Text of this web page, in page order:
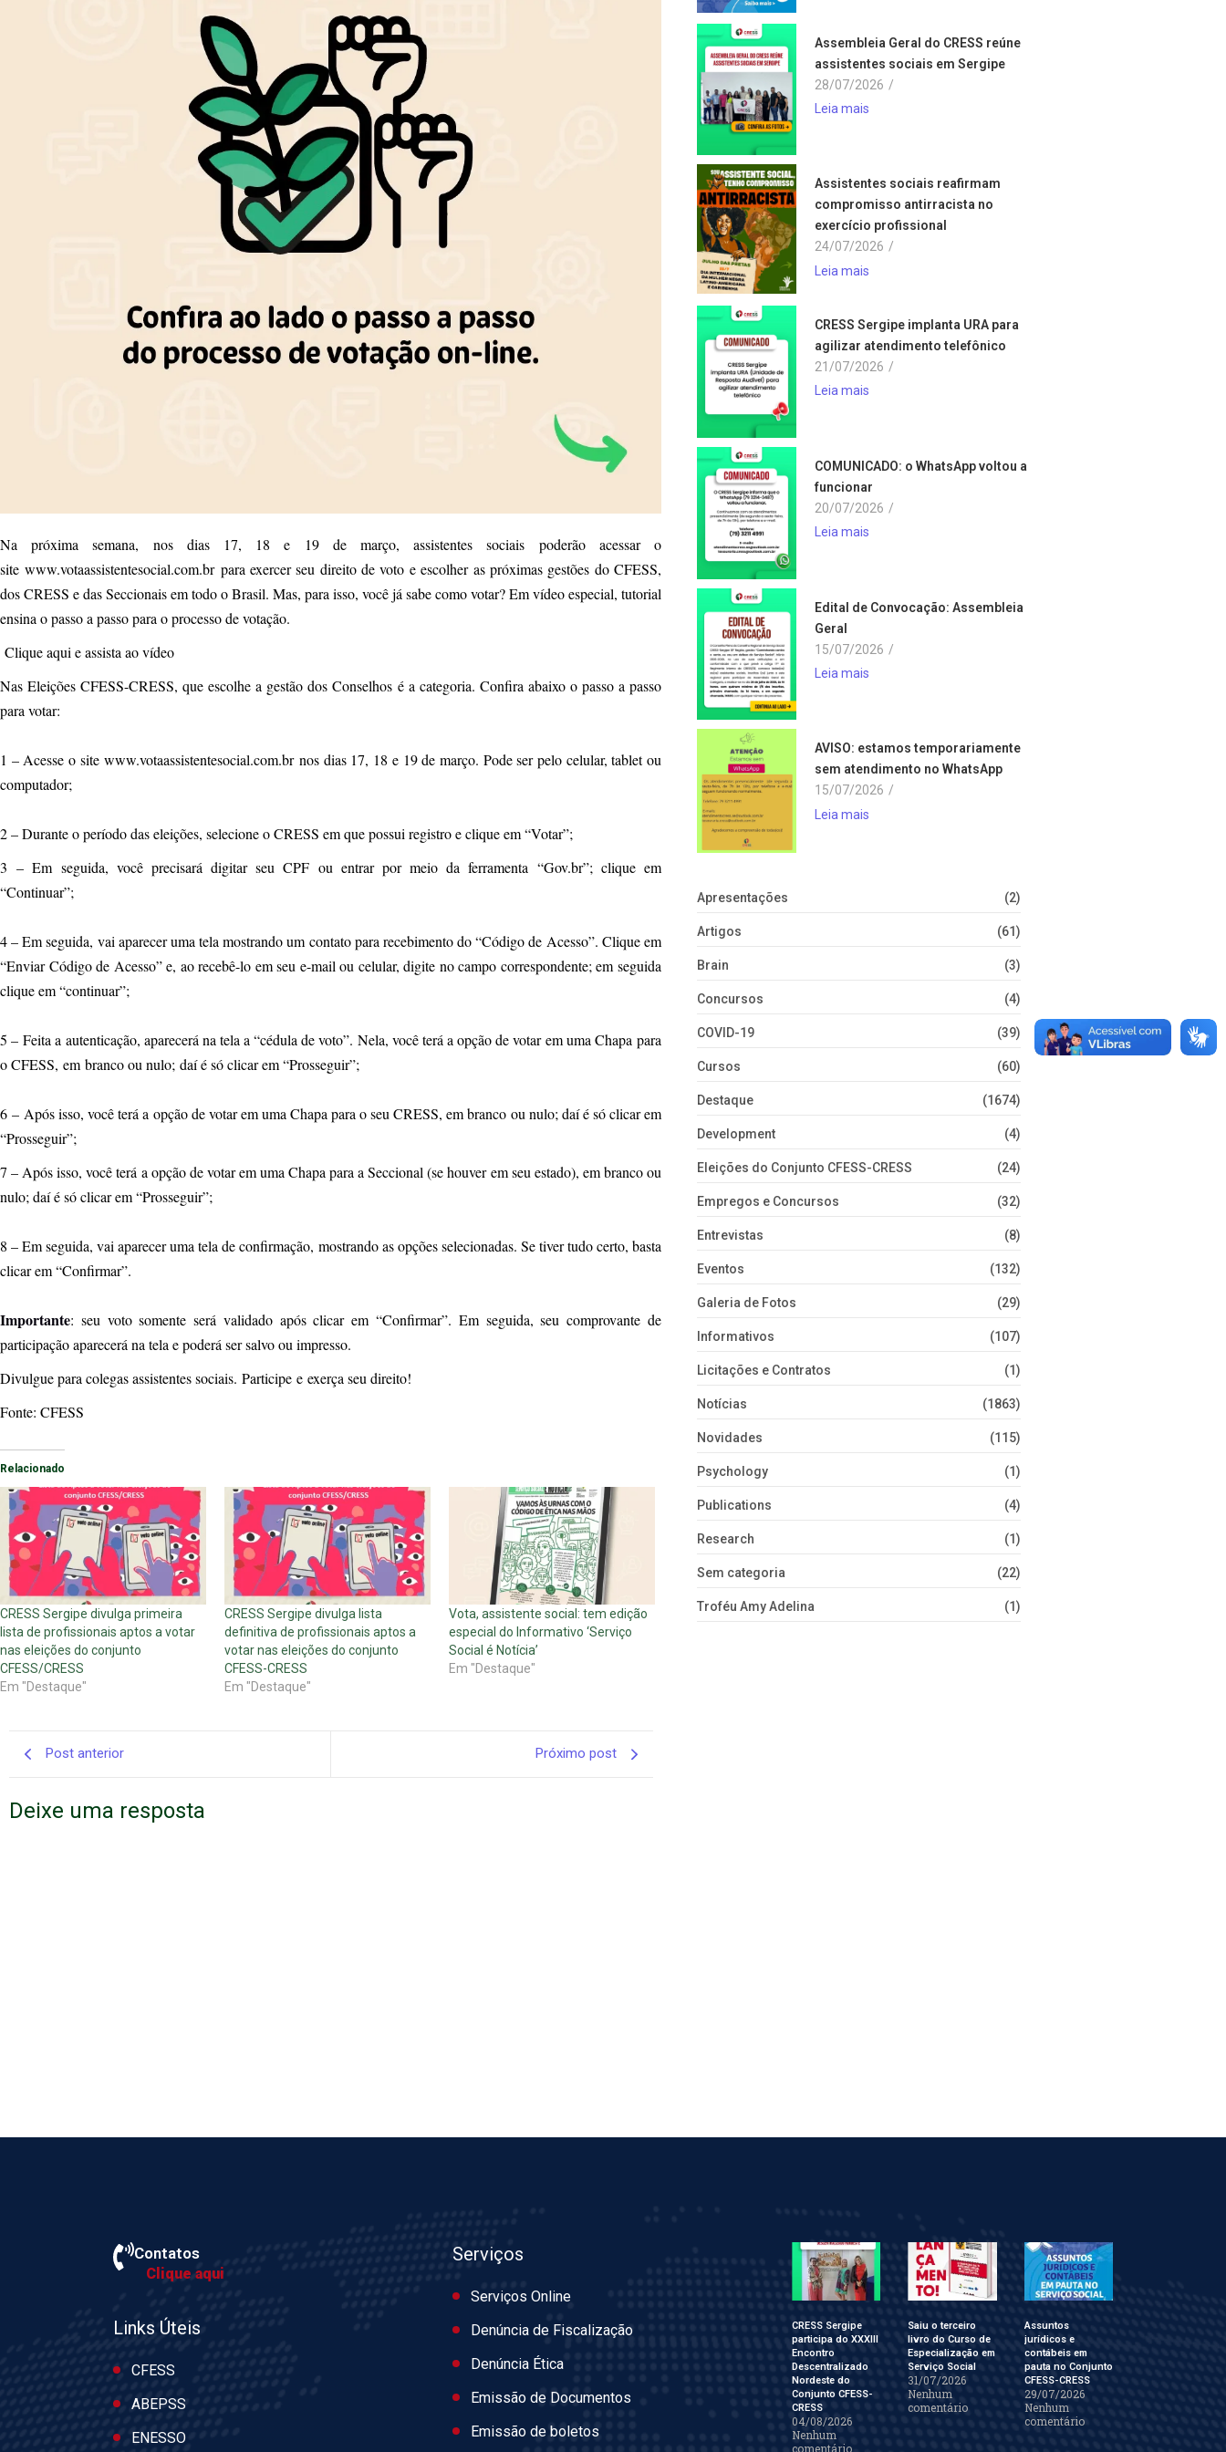
Na próxima semana, nos dias 17, 18 e 19 de março, assistentes sociais poderão acessar o
sitewww.votaassistentesocial.com.brpara exercer seu direito de voto e escolher as próximas gestões do CFESS,
dos CRESS e das Seccionais em todo o Brasil. Mas, para isso, você já sabe como votar? Em vídeo especial, tutorial
ensina o passo a passo para o processo de votação.
Cliqueaqui e assista ao vídeo
Nas Eleições CFESS-CRESS, que escolhe a gestão dos Conselhos é a categoria. Confira abaixo o passo a passo
para votar:
1 – Acesse o sitewww.votaassistentesocial.com.brnos dias 17, 18 e 19 de março. Pode ser pelo celular, tablet ou
computador;
2 – Durante o período das eleições, selecione o CRESS em que possui registro e clique em “Votar”;
3 – Em seguida, você precisará digitar seu CPF ou entrar por meio da ferramenta “Gov.br”; clique em
“Continuar”;
4 – Em seguida, vai aparecer uma tela mostrando um contato para recebimento do “Código de Acesso”. Clique em
“Enviar Código de Acesso” e, ao recebê-lo em seu e-mail ou celular, digite no campo correspondente; em seguida
clique em “continuar”;
5 – Feita a autenticação, aparecerá na tela a “cédula de voto”. Nela, você terá a opção de votar em uma Chapa para
o CFESS, em branco ou nulo; daí é só clicar em “Prosseguir”;
6 – Após isso, você terá a opção de votar em uma Chapa para o seu CRESS, em branco ou nulo; daí é só clicar em
“Prosseguir”;
7 – Após isso, você terá a opção de votar em uma Chapa para a Seccional (se houver em seu estado), em branco ou
nulo; daí é só clicar em “Prosseguir”;
8 – Em seguida, vai aparecer uma tela de confirmação, mostrando as opções selecionadas. Se tiver tudo certo, basta
clicar em “Confirmar”.
Importante: seu voto somente será validado após clicar em “Confirmar”. Em seguida, seu comprovante de
participação aparecerá na tela e poderá ser salvo ou impresso.
Divulgue para colegas assistentes sociais. Participe e exerça seu direito!
Fonte: CFESS
Relacionado
CRESS Sergipe divulga primeira
lista de profissionais aptos a votar
nas eleições do conjunto
CFESS/CRESS
Em "Destaque"
CRESS Sergipe divulga lista
definitiva de profissionais aptos a
votar nas eleições do conjunto
CFESS-CRESS
Em "Destaque"
Vota, assistente social: tem edição
especial do Informativo ‘Serviço
Social é Notícia’
Em "Destaque"
Assembleia Geral do CRESS reúne
assistentes sociais em Sergipe
28/07/2026 /
Leia mais
Assistentes sociais reafirmam
compromisso antirracista no
exercício profissional
24/07/2026 /
Leia mais
CRESS Sergipe implanta URA para
agilizar atendimento telefônico
21/07/2026 /
Leia mais
COMUNICADO: o WhatsApp voltou a
funcionar
20/07/2026 /
Leia mais
Edital de Convocação: Assembleia
Geral
15/07/2026 /
Leia mais
AVISO: estamos temporariamente
sem atendimento no WhatsApp
15/07/2026 /
Leia mais
Apresentações (2)
Artigos (61)
Brain (3)
Concursos (4)
COVID-19 (39)
Cursos (60)
Destaque (1674)
Development (4)
Eleições do Conjunto CFESS-CRESS (24)
Empregos e Concursos (32)
Entrevistas (8)
Eventos (132)
Galeria de Fotos (29)
Informativos (107)
Licitações e Contratos (1)
Notícias (1863)
Novidades (115)
Psychology (1)
Publications (4)
Research (1)
Sem categoria (22)
Troféu Amy Adelina (1)
Post anterior Próximo post
Deixe uma resposta
Contatos
Clique aqui
Links Úteis
CFESS
ABEPSS
ENESSO
Serviços
Serviços Online
Denúncia de Fiscalização
Denúncia Ética
Emissão de Documentos
Emissão de boletos
CRESS Sergipe
participa do XXXIII
Encontro
Descentralizado
Nordeste do
Conjunto CFESS-
CRESS
04/08/2026
Nenhum
comentário
Saiu o terceiro
livro do Curso de
Especialização em
Serviço Social
31/07/2026
Nenhum
comentário
Assuntos
jurídicos e
contábeis em
pauta no Conjunto
CFESS-CRESS
29/07/2026
Nenhum
comentário